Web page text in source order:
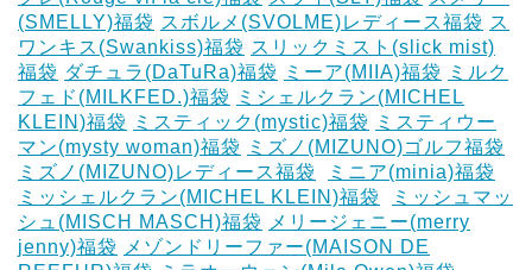
(SMELLY)福袋 スボルメ(SVOLME)レディース福袋 ス
ワンキス(Swankiss)福袋 スリックミスト(slick mist)
福袋 ダチュラ(DaTuRa)福袋 ‎ミーア(MIIA)福袋
ミルク
フェド(MILKFED.)福袋
ミシェルクラン(MICHEL
KLEIN)福袋
ミスティック(mystic)福袋
ミスティウー
マン(mysty woman)福袋
ミズノ(MIZUNO)ゴルフ福袋
ミズノ(MIZUNO)レディース福袋
ミニア(minia)福袋
ミッシェルクラン(MICHEL KLEIN)福袋
ミッシュマッ
シュ(MISCH MASCH)福袋
メリージェニー(merry
jenny)福袋
メゾンドリーファー(MAISON DE